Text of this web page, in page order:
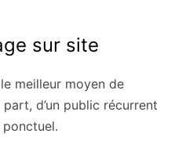
sur site
meilleur moyen de
d’un public récurrent